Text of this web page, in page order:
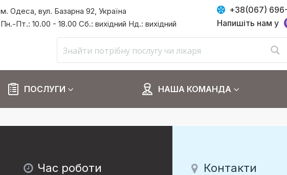
м. Одеса, вул. Базарна 92, Україна
Пн.-Пт.: 10.00 - 18.00 Сб.: вихідний Нд.: вихідний
+38(067)
Напишіть нам у
ПОСЛУГИ НАША КОМАНДА
Час роботи Контакти